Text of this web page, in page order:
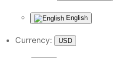
English
Currency: USD